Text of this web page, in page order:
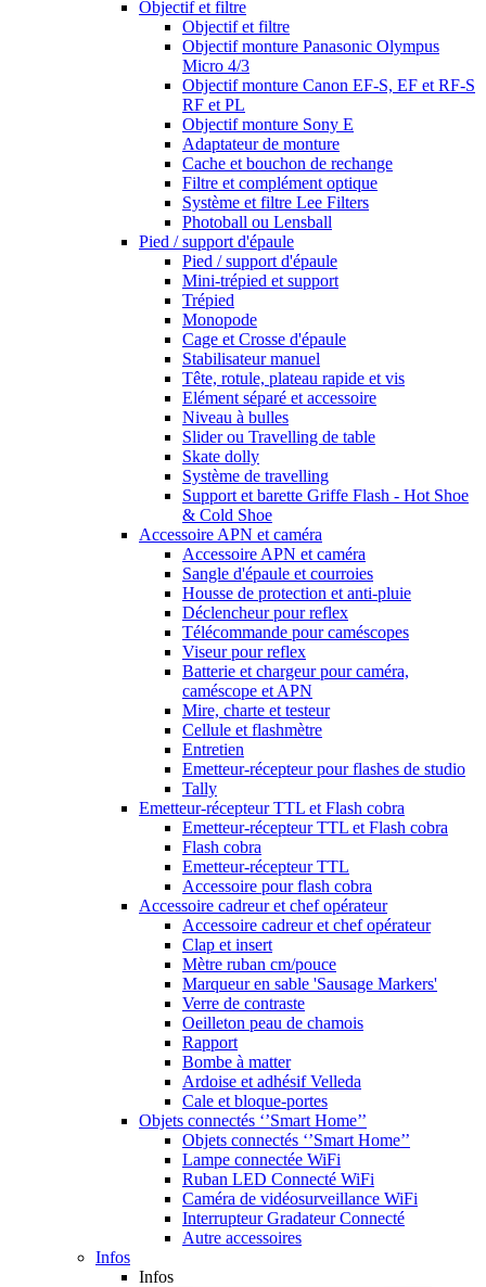
Objectif et filtre
Objectif et filtre
Objectif monture Panasonic Olympus
Micro 4/3
Objectif monture Canon EF-S, EF et RF-S
RF et PL
Objectif monture Sony E
Adaptateur de monture
Cache et bouchon de rechange
Filtre et complément optique
Système et filtre Lee Filters
Photoball ou Lensball
Pied / support d'épaule
Pied / support d'épaule
Mini-trépied et support
Trépied
Monopode
Cage et Crosse d'épaule
Stabilisateur manuel
Tête, rotule, plateau rapide et vis
Elément séparé et accessoire
Niveau à bulles
Slider ou Travelling de table
Skate dolly
Système de travelling
Support et barette Griffe Flash - Hot Shoe
& Cold Shoe
Accessoire APN et caméra
Accessoire APN et caméra
Sangle d'épaule et courroies
Housse de protection et anti-pluie
Déclencheur pour reflex
Télécommande pour caméscopes
Viseur pour reflex
Batterie et chargeur pour caméra,
caméscope et APN
Mire, charte et testeur
Cellule et flashmètre
Entretien
Emetteur-récepteur pour flashes de studio
Tally
Emetteur-récepteur TTL et Flash cobra
Emetteur-récepteur TTL et Flash cobra
Flash cobra
Emetteur-récepteur TTL
Accessoire pour flash cobra
Accessoire cadreur et chef opérateur
Accessoire cadreur et chef opérateur
Clap et insert
Mètre ruban cm/pouce
Marqueur en sable 'Sausage Markers'
Verre de contraste
Oeilleton peau de chamois
Rapport
Bombe à matter
Ardoise et adhésif Velleda
Cale et bloque-portes
Objets connectés ‘’Smart Home’’
Objets connectés ‘’Smart Home’’
Lampe connectée WiFi
Ruban LED Connecté WiFi
Caméra de vidéosurveillance WiFi
Interrupteur Gradateur Connecté
Autre accessoires
Infos
Infos